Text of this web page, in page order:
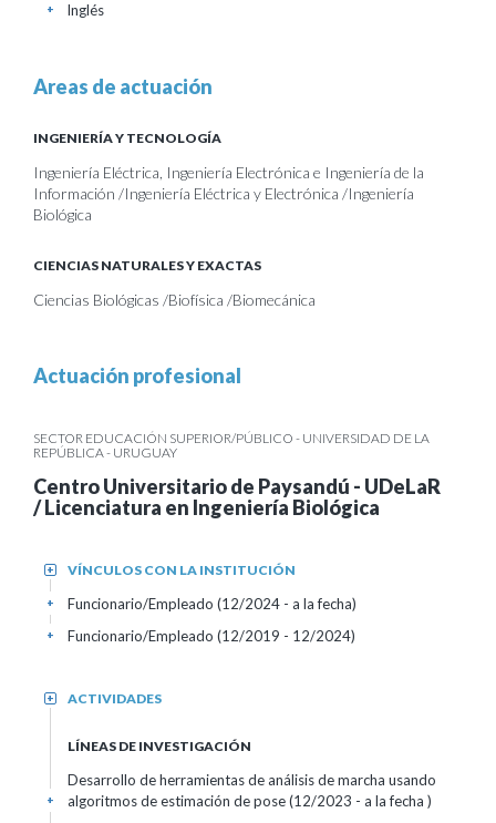
Inglés
+
Areas de actuación
INGENIERÍA Y TECNOLOGÍA
Ingeniería Eléctrica, Ingeniería Electrónica e Ingeniería de la
Información /Ingeniería Eléctrica y Electrónica /Ingeniería
Biológica
CIENCIAS NATURALES Y EXACTAS
Ciencias Biológicas /Biofísica /Biomecánica
Actuación profesional
SECTOR EDUCACIÓN SUPERIOR/PÚBLICO - UNIVERSIDAD DE LA
REPÚBLICA - URUGUAY
Centro Universitario de Paysandú - UDeLaR
/ Licenciatura en Ingeniería Biológica
VÍNCULOS CON LA INSTITUCIÓN
+
Funcionario/Empleado (12/2024 - a la fecha)
+
Funcionario/Empleado (12/2019 - 12/2024)
+
ACTIVIDADES
+
LÍNEAS DE INVESTIGACIÓN
Desarrollo de herramientas de análisis de marcha usando
algoritmos de estimación de pose (12/2023 - a la fecha )
+